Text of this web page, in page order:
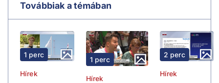
Továbbiak a témában
1 perc
Hírek
1 perc
Hírek
2 perc
Hírek